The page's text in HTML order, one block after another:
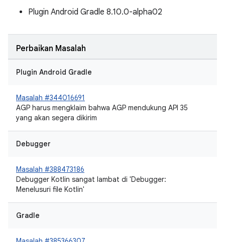
Plugin Android Gradle 8.10.0-alpha02
Perbaikan Masalah
Plugin Android Gradle
Masalah #344016691
AGP harus mengklaim bahwa AGP mendukung API 35
yang akan segera dikirim
Debugger
Masalah #388473186
Debugger Kotlin sangat lambat di 'Debugger:
Menelusuri file Kotlin'
Gradle